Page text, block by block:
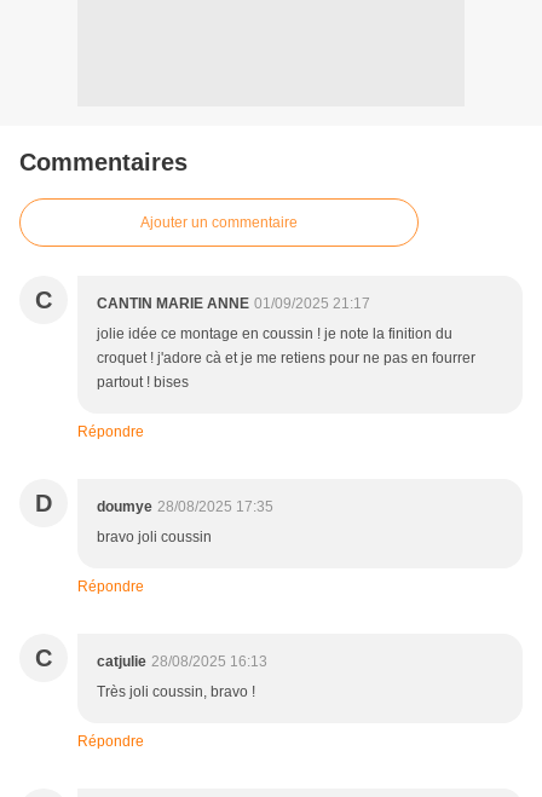
Commentaires
Ajouter un commentaire
C CANTIN MARIE ANNE 01/09/2025 21:17
jolie idée ce montage en coussin ! je note la finition du
croquet ! j'adore cà et je me retiens pour ne pas en fourrer
partout ! bises
Répondre
D doumye 28/08/2025 17:35
bravo joli coussin
Répondre
C catjulie 28/08/2025 16:13
Très joli coussin, bravo !
Répondre